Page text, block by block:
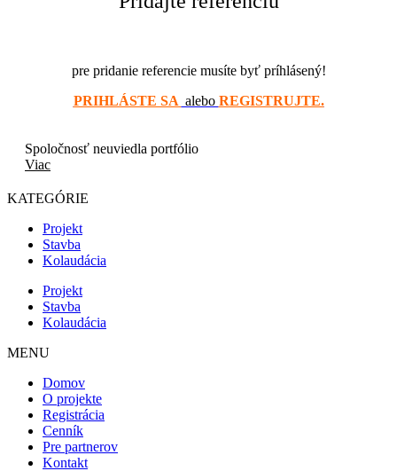
pre pridanie referencie musíte byť príhlásený!
PRIHLÁSTE SA alebo REGISTRUJTE.
Spoločnosť neuviedla portfólio
Viac
KATEGÓRIE
Projekt
Stavba
Kolaudácia
Projekt
Stavba
Kolaudácia
MENU
Domov
O projekte
Registrácia
Cenník
Pre partnerov
Kontakt